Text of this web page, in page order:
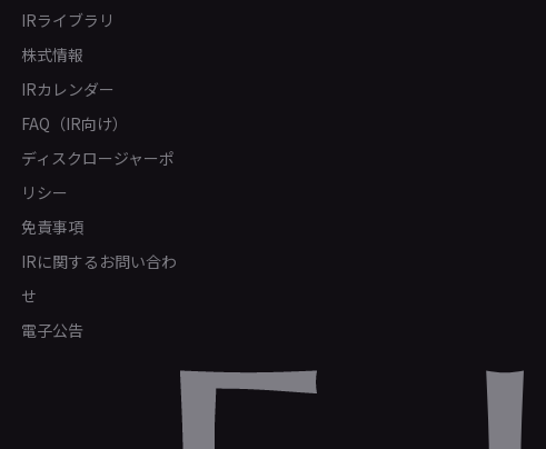
IRライブラリ
株式情報
IRカレンダー
FAQ（IR向け）
ディスクロージャーポ
リシー
免責事項
IRに関するお問い合わ
せ
電子公告